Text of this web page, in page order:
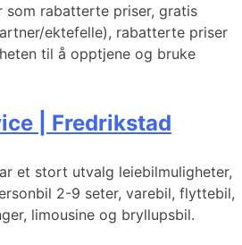
rabatterte priser, gratis
ektefelle), rabatterte priser
til å opptjene og bruke
| Fredrikstad
et stort utvalg leiebilmuligheter,
2-9 seter, varebil, flyttebil,
limousine og bryllupsbil.